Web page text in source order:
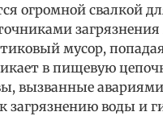
огромной свалкой
мусор, попадая
в пищевую
вызванные авариями
воды и